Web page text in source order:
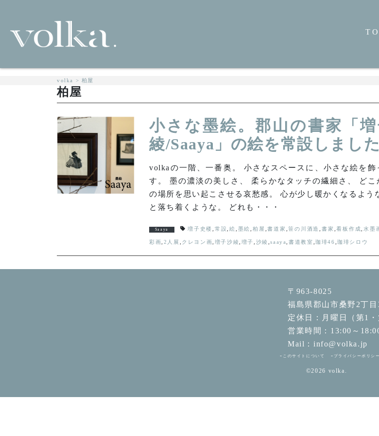
volka > 柏屋
柏屋
小さな墨絵。郡山の書家「
綾/Saaya」の絵を常設しました
volkaの一階、一番奥。 小さなスペースに、小さな絵を飾
す。 墨の濃淡の美しさ、 柔らかなタッチの繊細さ、 どこ
の場所を思い起こさせる哀愁感。 心が少し暖かくなるよう
と落ち着くような。 どれも・・・
Saaya 増子史楼 常設 絵 墨絵 柏屋 ,書道家 ,笹の川酒造 書家 ,看板作成 水墨
彩画 2人展 クレヨン画 増子沙綾 増子 沙綾 ,saaya ,書道教室 ,珈琲46 ,珈琲シロウ
〒963-8025
福島県郡山市桑野2丁
定休日：月曜日（第1・
営業時間：13:00～
Mail：info@volka.jp
このサイトについて プライバシーポリシー
©2026 volka.